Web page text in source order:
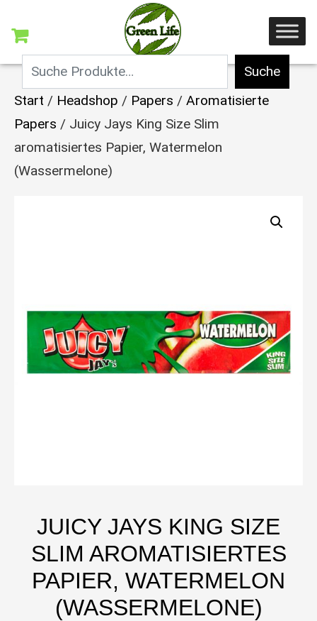
Suche
Start / Headshop / Papers / Aromatisierte
Papers / Juicy Jays King Size Slim
aromatisiertes Papier, Watermelon
(Wassermelone)
JUICY JAYS KING SIZE
SLIM AROMATISIERTES
PAPIER, WATERMELON
(WASSERMELONE)